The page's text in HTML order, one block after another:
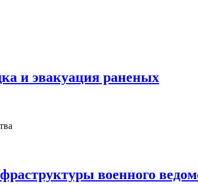
и эвакуация раненых
военного